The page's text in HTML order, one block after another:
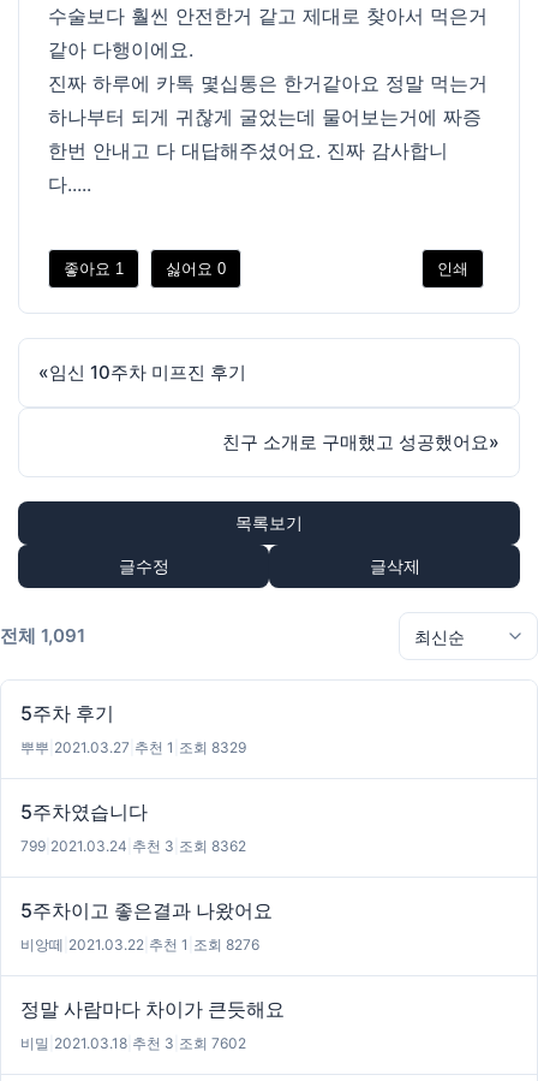
수술보다 훨씬 안전한거 같고 제대로 찾아서 먹은거
같아 다행이에요.
진짜 하루에 카톡 몇십통은 한거같아요 정말 먹는거
하나부터 되게 귀찮게 굴었는데 물어보는거에 짜증
한번 안내고 다 대답해주셨어요. 진짜 감사합니
다.....
좋아요 1 싫어요 0 인쇄
«임신 10주차 미프진 후기
친구 소개로 구매했고 성공했어요»
목록보기
글수정 글삭제
전체 1,091
5주차 후기
뿌뿌 2021.03.27 추천 1 조회 8329
5주차였습니다
799 2021.03.24 추천 3 조회 8362
5주차이고 좋은결과 나왔어요
비앙떼 2021.03.22 추천 1 조회 8276
정말 사람마다 차이가 큰듯해요
비밀 2021.03.18 추천 3 조회 7602